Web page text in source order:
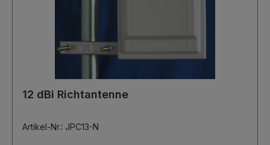
12 dBi Richtantenne
Artikel-Nr.: JPC13-N